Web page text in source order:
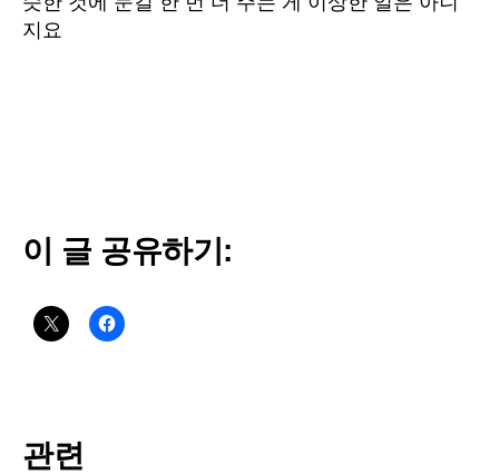
지요
이 글 공유하기:
관련